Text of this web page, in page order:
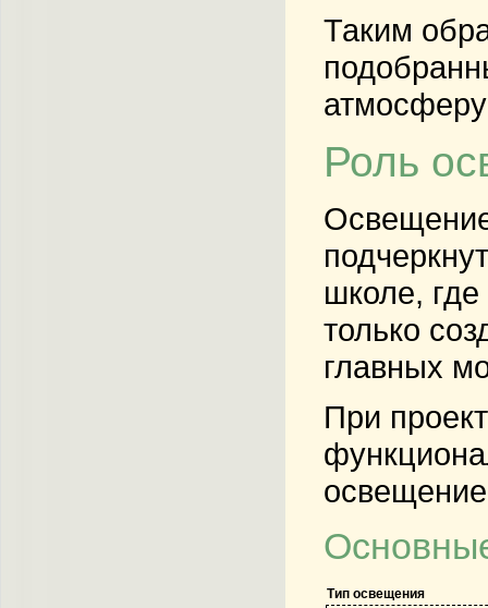
Таким
Роль
школе,
только
главных
При
Тип освещения